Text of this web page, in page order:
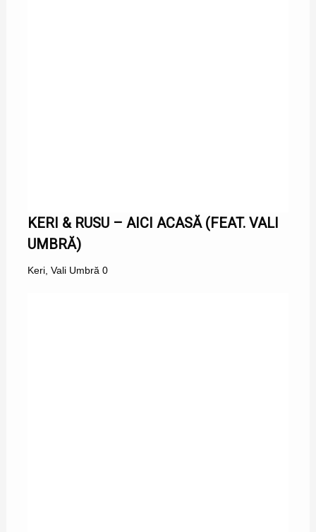
KERI & RUSU – AICI ACASĂ (FEAT. VALI
UMBRĂ)
Keri, Vali Umbră 0